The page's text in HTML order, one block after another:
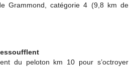
Grammond, catégorie 4 (9,8 km de
du peloton km 10 pour s’octroyer